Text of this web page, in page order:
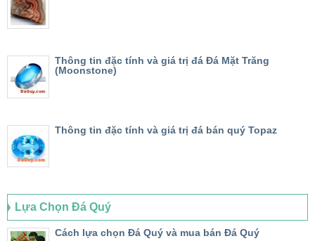
Thông tin đặc tính và giá trị đá Đá Mặt Trăng
(Moonstone)
Thông tin đặc tính và giá trị đá bán quý Topaz
Lựa Chọn Đá Quý
Cách lựa chọn Đá Quý và mua bán Đá Quý